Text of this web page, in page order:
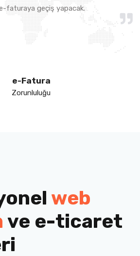
e-Fatura
Zorunluluğu
faturaya geçiş yapacak.
web
ve e-ticaret